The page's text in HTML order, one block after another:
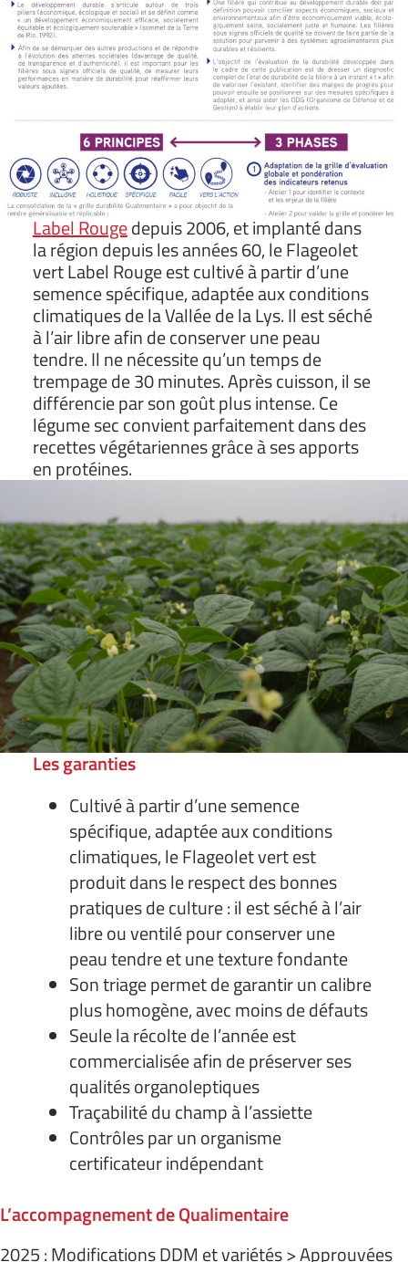
Label Rougedepuis 2006, et implanté dans
la région depuis les années 60, le Flageolet
vert Label Rouge est cultivé à partir d’une
semence spécifique, adaptée aux conditions
climatiques de la Vallée de la Lys. Il est séché
à l’air libre afin de conserver une peau
tendre. Il ne nécessite qu’un temps de
trempage de 30 minutes. Après cuisson, il se
différencie par son goût plus intense. Ce
légume sec convient parfaitement dans des
recettes végétariennes grâce à ses apports
en protéines.
Les garanties
Cultivé à partir d’une semence
spécifique, adaptée aux conditions
climatiques, le Flageolet vert est
produit dans le respect des bonnes
pratiques de culture : il est séché à l’air
libre ou ventilé pour conserver une
peau tendre et une texture fondante
Son triage permet de garantir un calibre
plus homogène, avec moins de défauts
Seule la récolte de l’année est
commercialisée afin de préserver ses
qualités organoleptiques
Traçabilité du champ à l’assiette
Contrôles par un organisme
certificateur indépendant
L’accompagnement de Qualimentaire
2025 : Modifications DDM et variétés > Approuvées